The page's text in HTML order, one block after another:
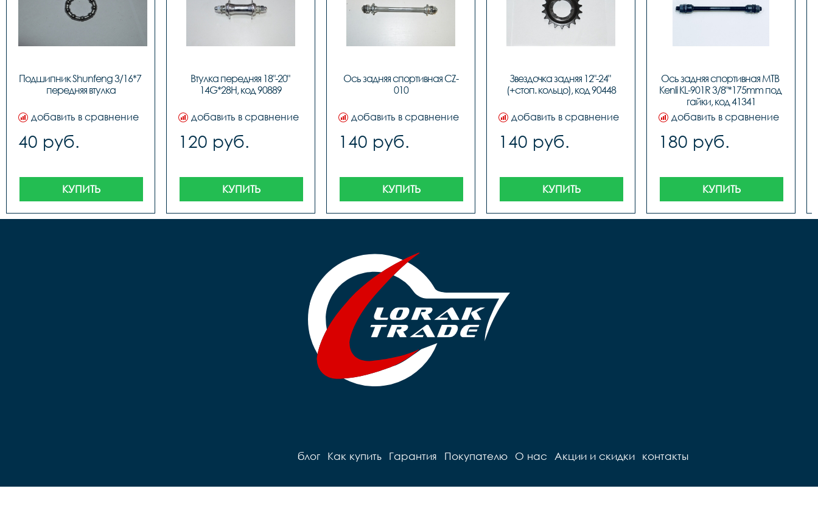
Подшипник Shunfeng 3/16*7
передняя втулка
добавить в сравнение
40 руб.
КУПИТЬ
Втулка передняя 18"-20"
14G*28H, код 90889
добавить в сравнение
120 руб.
КУПИТЬ
Ось задняя спортивная CZ-
010
добавить в сравнение
140 руб.
КУПИТЬ
Звездочка задняя 12"-24"
(+стоп. кольцо), код 90448
добавить в сравнение
140 руб.
КУПИТЬ
Ось задняя спортивная MTB
Kenli KL-901R 3/8"*175mm под
гайки, код 41341
добавить в сравнение
180 руб.
КУПИТЬ
блог Как купить Гарантия Покупателю О нас Акции и скидки контакты